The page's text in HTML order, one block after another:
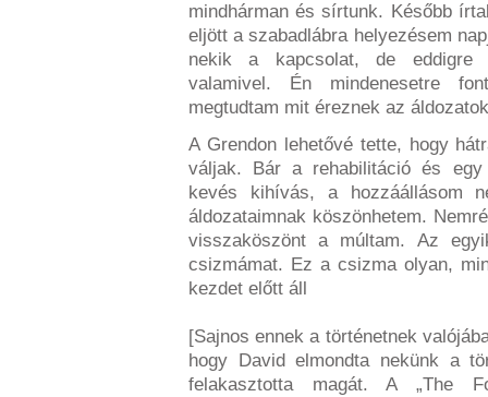
mindhárman és sírtunk. Később
eljött a szabadlábra helyezésem
nekik a kapcsolat, de eddigre
valamivel. Én mindenesetre
megtudtam mit éreznek az
A Grendon lehetővé tette, hogy
váljak. Bár a rehabilitáció és egy
kevés kihívás, a hozzáállásom
áldozataimnak köszönhetem.
visszaköszönt a múltam. Az
csizmámat. Ez a csizma olyan,
kezdet előtt áll
[Sajnos ennek a történetnek
hogy David elmondta nekünk a
felakasztotta magát. A „The